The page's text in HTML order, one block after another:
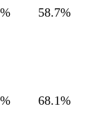
58.7%
68.1%